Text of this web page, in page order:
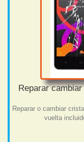
Reparar
Reparar o cambiar
vuelta